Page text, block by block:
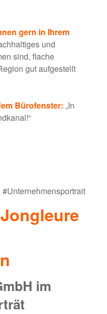
gern in Ihrem
und
sind, flache
gut aufgestellt
Bürofenster: „In
#Unternehmensportrait
im